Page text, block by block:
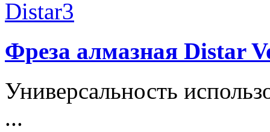
Фреза алмазная Distar
Универсальность
...